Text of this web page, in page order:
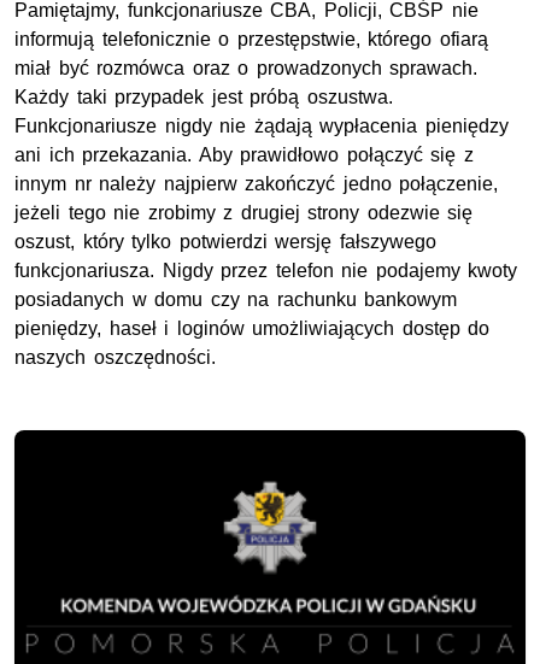
Pamiętajmy, funkcjonariusze CBA, Policji, CBŚP nie
informują telefonicznie o przestępstwie, którego ofiarą
miał być rozmówca oraz o prowadzonych sprawach.
Każdy taki przypadek jest próbą oszustwa.
Funkcjonariusze nigdy nie żądają wypłacenia pieniędzy
ani ich przekazania. Aby prawidłowo połączyć się z
innym nr należy najpierw zakończyć jedno połączenie,
jeżeli tego nie zrobimy z drugiej strony odezwie się
oszust, który tylko potwierdzi wersję fałszywego
funkcjonariusza. Nigdy przez telefon nie podajemy kwoty
posiadanych w domu czy na rachunku bankowym
pieniędzy, haseł i loginów umożliwiających dostęp do
naszych oszczędności.